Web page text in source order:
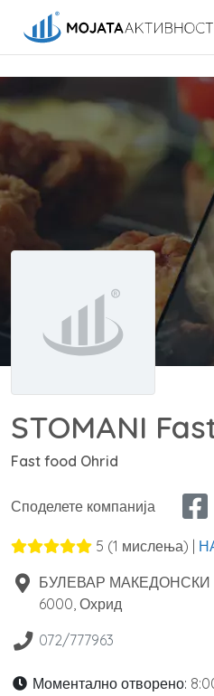
STOMANI
Fast food Ohrid
Споделете компанија
5 (1 мислења) |
БУЛЕВАР МАКЕДОНСКИ
6000 Охрид
072/777963
Моментално отворено: